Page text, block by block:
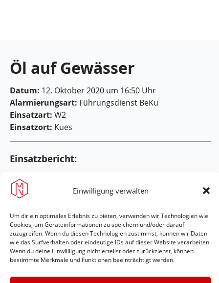
Einwilligung verwalten
Um dir ein optimales Erlebnis zu bieten, verwenden wir Technologien wie
Cookies, um Geräteinformationen zu speichern und/oder darauf
zuzugreifen. Wenn du diesen Technologien zustimmst, können wir Daten
wie das Surfverhalten oder eindeutige IDs auf dieser Website verarbeiten.
Wenn du deine Einwillligung nicht erteilst oder zurückziehst, können
bestimmte Merkmale und Funktionen beeinträchtigt werden.
Öl auf Gewässer
Datum: 12. Oktober 2020 um 16:50 Uhr
Alarmierungsart: Führungsdienst BeKu
Einsatzart: W2
Einsatzort: Kues
Einsatzbericht:
[flagallery gid=28]
Feuerwehr Maring-Noviand
#immerda